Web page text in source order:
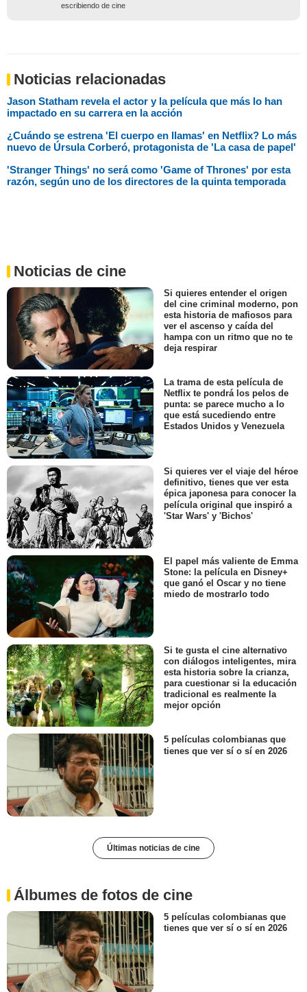
escribiendo de cine
Noticias relacionadas
Jason Statham revela el actor y la película que más lo han
impactado en su carrera en la acción
¿Cuándo se estrena 'El cuerpo en llamas' en Netflix? Lo más
nuevo de Úrsula Corberó, protagonista de 'La casa de papel'
'Stranger Things' no será como 'Game of Thrones' por esta
razón, según uno de los directores de la quinta temporada
Noticias de cine
Si quieres entender el origen
del cine criminal moderno, pon
esta historia de mafiosos para
ver el ascenso y caída del
hampa con un ritmo que no te
deja respirar
La trama de esta película de
Netflix te pondrá los pelos de
punta: se parece mucho a lo
que está sucediendo entre
Estados Unidos y Venezuela
Si quieres ver el viaje del héroe
definitivo, tienes que ver esta
épica japonesa para conocer la
película original que inspiró a
'Star Wars' y 'Bichos'
El papel más valiente de Emma
Stone: la película en Disney+
que ganó el Oscar y no tiene
miedo de mostrarlo todo
Si te gusta el cine alternativo
con diálogos inteligentes, mira
esta historia sobre la crianza,
para cuestionar si la educación
tradicional es realmente la
mejor opción
5 películas colombianas que
tienes que ver sí o sí en 2026
Últimas noticias de cine
Álbumes de fotos de cine
5 películas colombianas que
tienes que ver sí o sí en 2026